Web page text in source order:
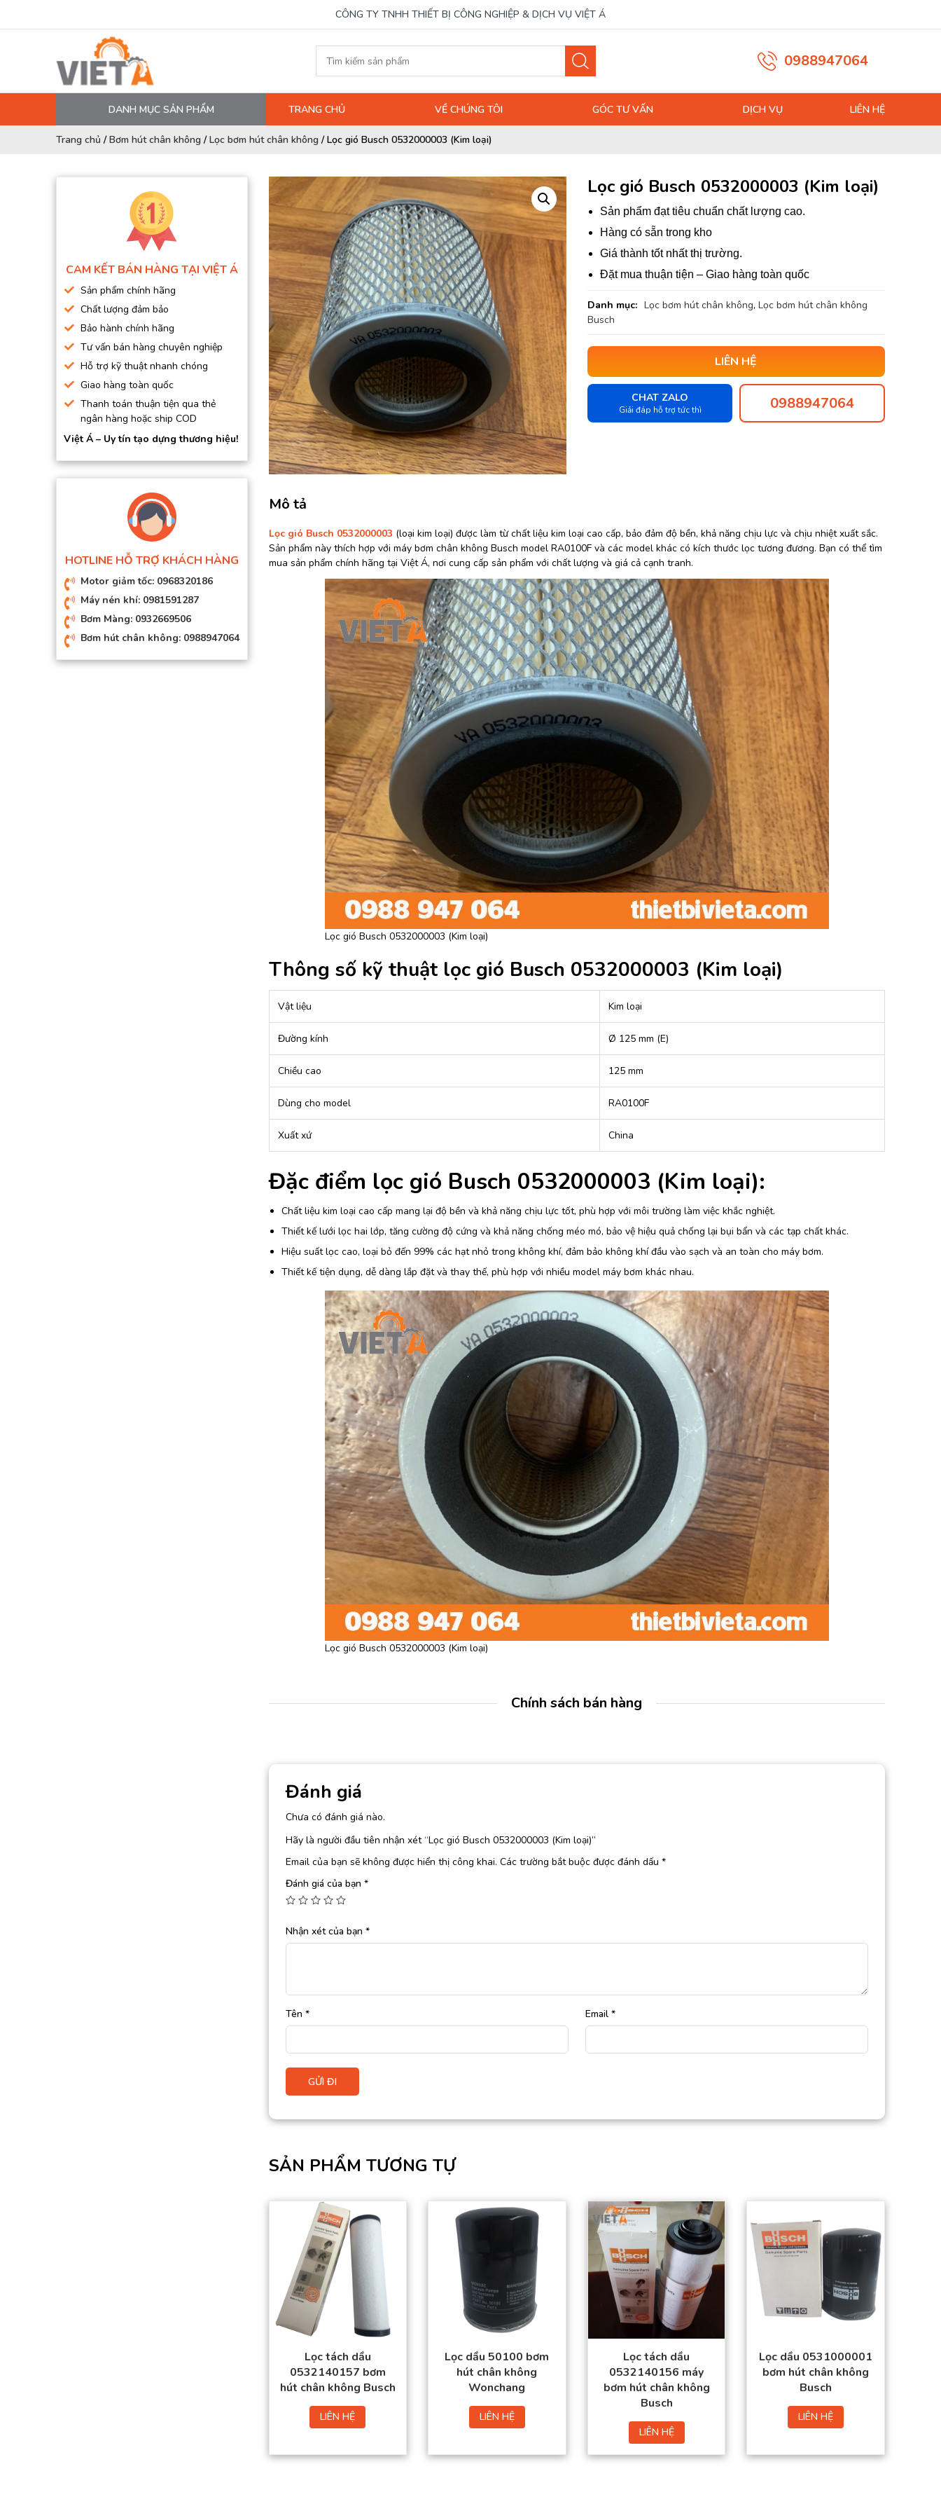
CÔNG TY TNHH THIẾT BỊ CÔNG NGHIỆP & DỊCH VỤ VIỆT Á
0988947064
DANH MỤC SẢN PHẨM
MÁY NÉN KHÍ
DẦU MÁY NÉN KHÍ
DÂY HƠI, ỐNG HƠI
BƠM MÀNG KHÍ NÉN
BƠM HÚT CHÂN KHÔNG
BƠM ĐỊNH LƯỢNG
MOTOR, HỘP GIẢM TỐC
MÁY TẠO KHÍ NITO
TRANG CHỦ VỀ CHÚNG TÔI GÓC TƯ VẤN DỊCH VỤ LIÊN HỆ
Trang chủ /Bơm hút chân không /Lọc bơm hút chân không /Lọc gió Busch 0532000003 (Kim loại)
CAM KẾT BÁN HÀNG TẠI VIỆT Á
Sản phẩm chính hãng
Chất lượng đảm bảo
Bảo hành chính hãng
Tư vấn bán hàng chuyên nghiệp
Hỗ trợ kỹ thuật nhanh chóng
Giao hàng toàn quốc
Thanh toán thuận tiện qua thẻ
ngân hàng hoặc ship COD
Việt Á – Uy tín tạo dựng thương hiệu!
HOTLINE HỖ TRỢ KHÁCH HÀNG
Motor giảm tốc: 0968320186
Máy nén khí: 0981591287
Bơm Màng: 0932669506
Bơm hút chân không: 0988947064
Lọc gió Busch 0532000003 (Kim loại)
Sản phẩm đạt tiêu chuẩn chất lượng cao.
Hàng có sẵn trong kho
Giá thành tốt nhất thị trường.
Đặt mua thuận tiện – Giao hàng toàn quốc
Danh mục: Lọc bơm hút chân không, Lọc bơm hút chân không
Busch
LIÊN HỆ
CHAT ZALO
Giải đáp hỗ trợ tức thì 0988947064
Mô tả
Lọc gió Busch 0532000003 (loại kim loại) được làm từ chất liệu kim loại cao cấp, bảo đảm độ bền, khả năng chịu lực và chịu nhiệt xuất sắc.
Sản phẩm này thích hợp với máy bơm chân không Busch model RA0100F và các model khác có kích thước lọc tương đương. Bạn có thể tìm
mua sản phẩm chính hãng tại Việt Á, nơi cung cấp sản phẩm với chất lượng và giá cả cạnh tranh.
Lọc gió Busch 0532000003 (Kim loại)
Thông số kỹ thuật lọc gió Busch 0532000003 (Kim loại)
Vật liệu Kim loại
Đường kính Ø 125 mm (E)
Chiều cao 125 mm
Dùng cho model RA0100F
Xuất xứ China
Đặc điểm lọc gió Busch 0532000003 (Kim loại):
Chất liệu kim loại cao cấp mang lại độ bền và khả năng chịu lực tốt, phù hợp với môi trường làm việc khắc nghiệt.
Thiết kế lưới lọc hai lớp, tăng cường độ cứng và khả năng chống méo mó, bảo vệ hiệu quả chống lại bụi bẩn và các tạp chất khác.
Hiệu suất lọc cao, loại bỏ đến 99% các hạt nhỏ trong không khí, đảm bảo không khí đầu vào sạch và an toàn cho máy bơm.
Thiết kế tiện dụng, dễ dàng lắp đặt và thay thế, phù hợp với nhiều model máy bơm khác nhau.
Lọc gió Busch 0532000003 (Kim loại)
Chính sách bán hàng
Đánh giá
Chưa có đánh giá nào.
Hãy là người đầu tiên nhận xét “Lọc gió Busch 0532000003 (Kim loại)”
Email của bạn sẽ không được hiển thị công khai. Các trường bắt buộc được đánh dấu *
Đánh giá của bạn *
Nhận xét của bạn *
Tên * Email *
SẢN PHẨM TƯƠNG TỰ
Sản phẩm đạt tiêu
chuẩn chất lượng
cao.
Hàng có sẵn trong
Giá thành tốt nhất thị
trường.
Đặt mua thuận tiện –
Giao hàng toàn quốc
Lọc tách dầu
0532140157 bơm
hút chân không Busch
LIÊN HỆ
Giá thành tốt nhất
thị trường.
Đặt mua thuận tiện –
Giao hàng toàn quốc
Lọc dầu 50100 bơm
hút chân không
Wonchang
LIÊN HỆ
Lọc tách dầu
0532140156 máy
bơm hút chân không
Busch
LIÊN HỆ
Sản phẩm đạt tiêu
chuẩn chất lượng
cao.
Giá thành tốt nhất thị
Giao hàng toàn quốc
Lọc dầu 0531000001
bơm hút chân không
Busch
LIÊN HỆ